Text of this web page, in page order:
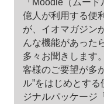
億人が利用する便
が、イオマガジン
んな機能があった
多々お聞きします
客様のご要望が多
ル”をはじめとす
ジナルパッケージ